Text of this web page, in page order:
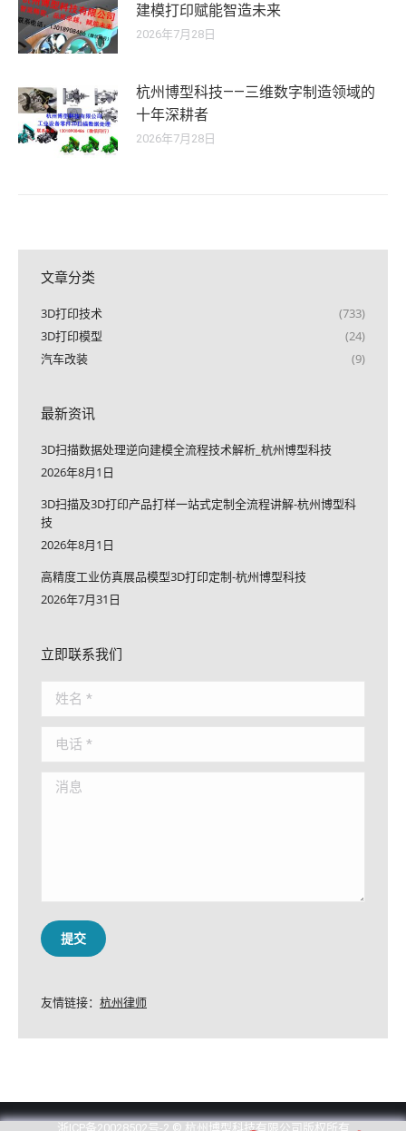
建模打印赋能智造未来
2026年7月28日
杭州博型科技——三维数字制造领域的
十年深耕者
2026年7月28日
文章分类
3D打印技术
(733)
3D打印模型
(24)
汽车改装
(9)
最新资讯
3D扫描数据处理逆向建模全流程技术解析_杭州博型科技
2026年8月1日
3D扫描及3D打印产品打样一站式定制全流程讲解-杭州博型科
技
2026年8月1日
高精度工业仿真展品模型3D打印定制-杭州博型科技
2026年7月31日
立即联系我们
姓名 *
电话 *
消息
提交
友情链接： 杭州律师
浙ICP备20028502号-2 © 杭州博型科技有限公司版权所有